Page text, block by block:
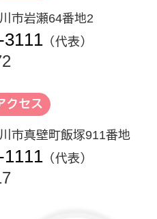
市岩瀬64番地2
3111 （代表）
クセス
市真壁町飯塚911番地
1111 （代表）